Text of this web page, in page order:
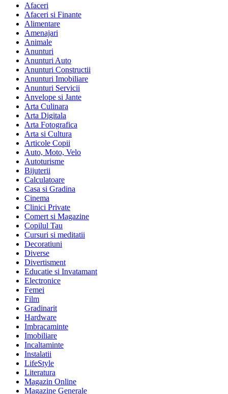
Afaceri
Afaceri si Finante
Alimentare
Amenajari
Animale
Anunturi
Anunturi Auto
Anunturi Constructii
Anunturi Imobiliare
Anunturi Servicii
Anvelope si Jante
Arta Culinara
Arta Digitala
Arta Fotografica
Arta si Cultura
Articole Copii
Auto, Moto, Velo
Autoturisme
Bijuterii
Calculatoare
Casa si Gradina
Cinema
Clinici Private
Comert si Magazine
Copilul Tau
Cursuri si meditatii
Decoratiuni
Diverse
Divertisment
Educatie si Invatamant
Electronice
Femei
Film
Gradinarit
Hardware
Imbracaminte
Imobiliare
Incaltaminte
Instalatii
LifeStyle
Literatura
Magazin Online
Magazine Generale